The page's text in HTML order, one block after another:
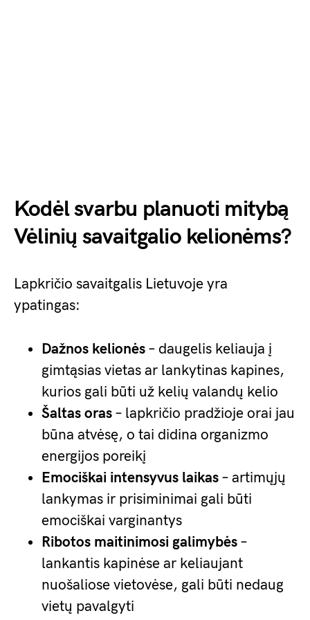
Kodėl svarbu planuoti mitybą
Vėlinių savaitgalio kelionėms?
Lapkričio savaitgalis Lietuvoje yra
ypatingas:
Dažnos kelionės – daugelis keliauja į
gimtąsias vietas ar lankytinas kapines,
kurios gali būti už kelių valandų kelio
Šaltas oras – lapkričio pradžioje orai jau
būna atvėsę, o tai didina organizmo
energijos poreikį
Emociškai intensyvus laikas – artimųjų
lankymas ir prisiminimai gali būti
emociškai varginantys
Ribotos maitinimosi galimybės –
lankantis kapinėse ar keliaujant
nuošaliose vietovėse, gali būti nedaug
vietų pavalgyti